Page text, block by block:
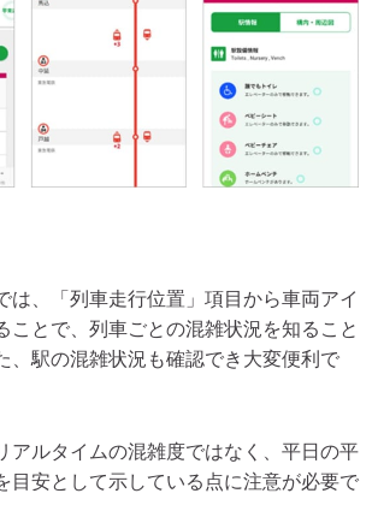
は、「列車走行位置」項目から車両アイ
ことで、列車ごとの混雑状況を知ること
、駅の混雑状況も確認でき大変便利で
アルタイムの混雑度ではなく、平日の平
目安として示している点に注意が必要で